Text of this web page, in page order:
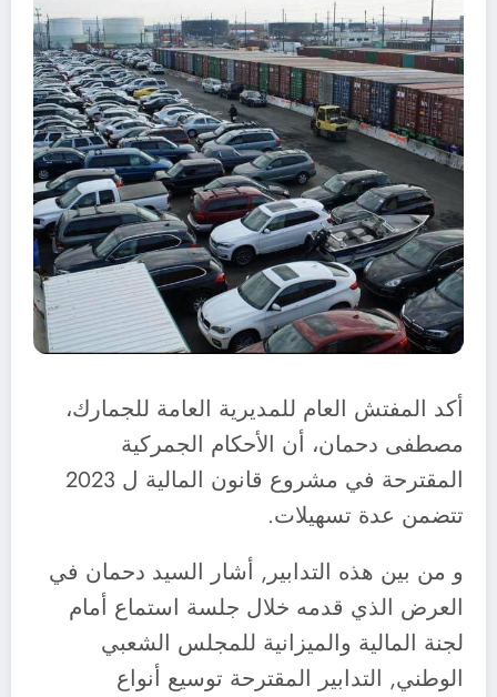
أكد المفتش العام للمديرية العامة للجمارك،
مصطفى دحمان، أن الأحكام الجمركية
المقترحة في مشروع قانون المالية ل 2023
تتضمن عدة تسهيلات.
و من بين هذه التدابير, أشار السيد دحمان في
العرض الذي قدمه خلال جلسة استماع أمام
لجنة المالية والميزانية للمجلس الشعبي
الوطني, التدابير المقترحة توسيع أنواع